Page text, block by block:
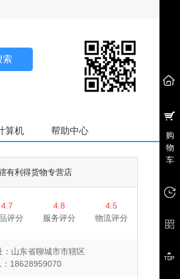
索
算机 帮助中心
有利得货物专营店
4.7
评分
4.8
服务评分
4.5
物流评分
：山东省聊城市市辖区
：18628959070
购
物
车